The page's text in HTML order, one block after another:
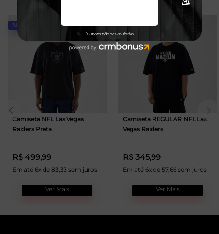
NOVIDADE
Camiseta NFL Las Vegas
Raiders Preta
R$ 499,99
Em até 6x de 83,33 sem juros
Ver Mais
Camiseta REGULAR NFL Las
Vegas Raiders
R$ 345,99
Em até 6x de 57,66 sem juros
Ver Mais